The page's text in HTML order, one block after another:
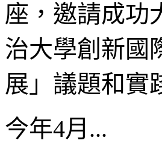
座，邀請成功
治大學創新國
展」議題和實
今年4月...